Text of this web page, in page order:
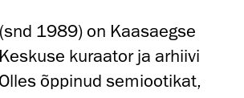
(snd 1989) on Kaasaegse
kuraator ja arhiivi
õppinud semiootikat,